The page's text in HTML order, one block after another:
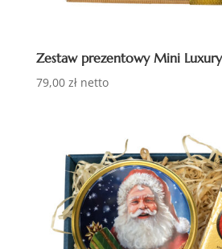
Zestaw prezentowy Mini Luxury
79,00 zł netto